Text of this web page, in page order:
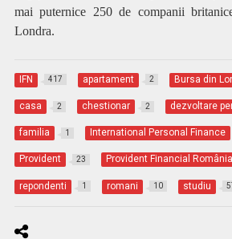
mai puternice 250 de companii
Londra.
IFN 417 apartament 2 Bursa din
casa 2 chestionar 2 dezvoltare
familia 1 International Personal Finance
Provident 23 Provident Financial România
repondenti 1 romani 10 studiu